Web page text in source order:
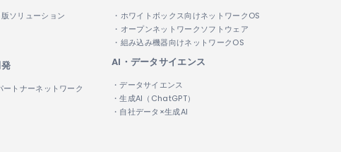
版ソリューション
・ホワイトボックス向けネットワークOS
・オープンネットワークソフトウェア
・組み込み機器向けネットワークOS
ートナーネットワーク
AI・データサイエンス
・データサイエンス
・生成AI（ChatGPT）
・自社データ×生成AI